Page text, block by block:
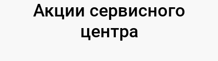
Акции сервисного
центра